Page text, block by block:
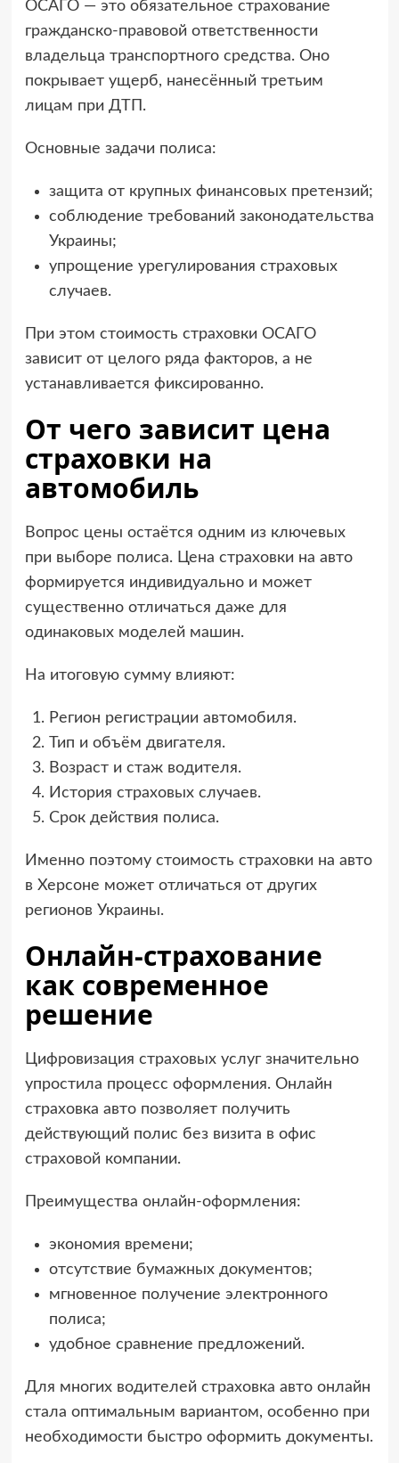
ОСАГО — это обязательное страхование
гражданско-правовой ответственности
владельца транспортного средства. Оно
покрывает ущерб, нанесённый третьим
лицам при ДТП.
Основные задачи полиса:
защита от крупных финансовых претензий;
соблюдение требований законодательства
Украины;
упрощение урегулирования страховых
случаев.
При этом стоимость страховки ОСАГО
зависит от целого ряда факторов, а не
устанавливается фиксированно.
От чего зависит цена
страховки на
автомобиль
Вопрос цены остаётся одним из ключевых
при выборе полиса. Цена страховки на авто
формируется индивидуально и может
существенно отличаться даже для
одинаковых моделей машин.
На итоговую сумму влияют:
Регион регистрации автомобиля.
Тип и объём двигателя.
Возраст и стаж водителя.
История страховых случаев.
Срок действия полиса.
Именно поэтому стоимость страховки на авто
в Херсоне может отличаться от других
регионов Украины.
Онлайн-страхование
как современное
решение
Цифровизация страховых услуг значительно
упростила процесс оформления. Онлайн
страховка авто позволяет получить
действующий полис без визита в офис
страховой компании.
Преимущества онлайн-оформления:
экономия времени;
отсутствие бумажных документов;
мгновенное получение электронного
полиса;
удобное сравнение предложений.
Для многих водителей страховка авто онлайн
стала оптимальным вариантом, особенно при
необходимости быстро оформить документы.